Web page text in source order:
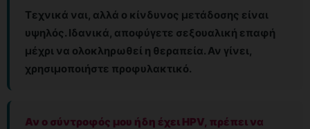
Τεχνικά ναι, αλλά ο κίνδυνος μετάδοσης είναι
υψηλός. Ιδανικά, αποφύγετε σεξουαλική επαφή
μέχρι να ολοκληρωθεί η θεραπεία. Αν γίνει,
χρησιμοποιήστε προφυλακτικό.
Αν ο σύντροφός μου ήδη έχει HPV, πρέπει να